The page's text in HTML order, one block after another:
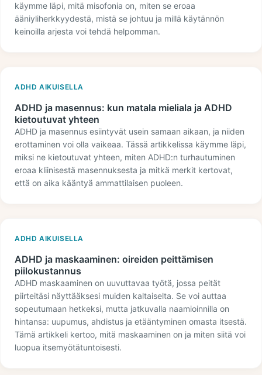
käymme läpi, mitä misofonia on, miten se eroaa
ääniyliherkkyydestä, mistä se johtuu ja millä käytännön
keinoilla arjesta voi tehdä helpomman.
ADHD AIKUISELLA
ADHD ja masennus: kun matala mieliala ja ADHD
kietoutuvat yhteen
ADHD ja masennus esiintyvät usein samaan aikaan, ja niiden
erottaminen voi olla vaikeaa. Tässä artikkelissa käymme läpi,
miksi ne kietoutuvat yhteen, miten ADHD:n turhautuminen
eroaa kliinisestä masennuksesta ja mitkä merkit kertovat,
että on aika kääntyä ammattilaisen puoleen.
ADHD AIKUISELLA
ADHD ja maskaaminen: oireiden peittämisen
piilokustannus
ADHD maskaaminen on uuvuttavaa työtä, jossa peität
piirteitäsi näyttääksesi muiden kaltaiselta. Se voi auttaa
sopeutumaan hetkeksi, mutta jatkuvalla naamioinnilla on
hintansa: uupumus, ahdistus ja etääntyminen omasta itsestä.
Tämä artikkeli kertoo, mitä maskaaminen on ja miten siitä voi
luopua itsemyötätuntoisesti.